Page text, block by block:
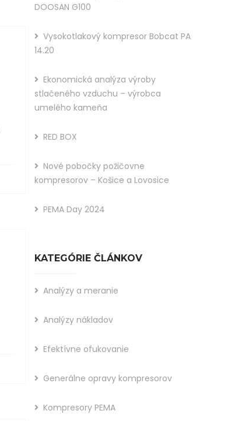
DOOSAN G100
Vysokotlakový kompresor Bobcat PA
14.20
Ekonomická analýza výroby
stlačeného vzduchu – výrobca
umelého kameňa
RED BOX
Nové pobočky požičovne
kompresorov – Košice a Lovosice
PEMA Day 2024
KATEGÓRIE ČLÁNKOV
Analýzy a meranie
Analýzy nákladov
Efektívne ofukovanie
Generálne opravy kompresorov
Kompresory PEMA